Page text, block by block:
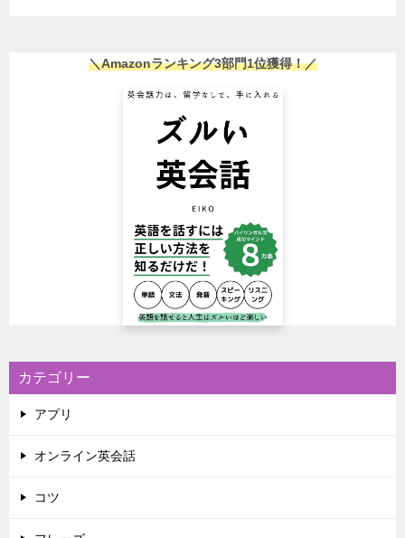
＼Amazonランキング3部門1位獲得！／
カテゴリー
アプリ
オンライン英会話
コツ